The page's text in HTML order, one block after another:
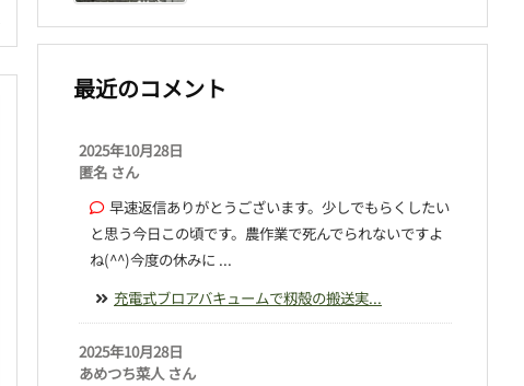
最近のコメント
2025年10月28日
匿名 さん
早速返信ありがとうございます。少しでもらくしたい
と思う今日この頃です。農作業で死んでられないですよ
ね(^^)今度の休みに ...
充電式ブロアバキュームで籾殻の搬送実...
2025年10月28日
あめつち菜人 さん